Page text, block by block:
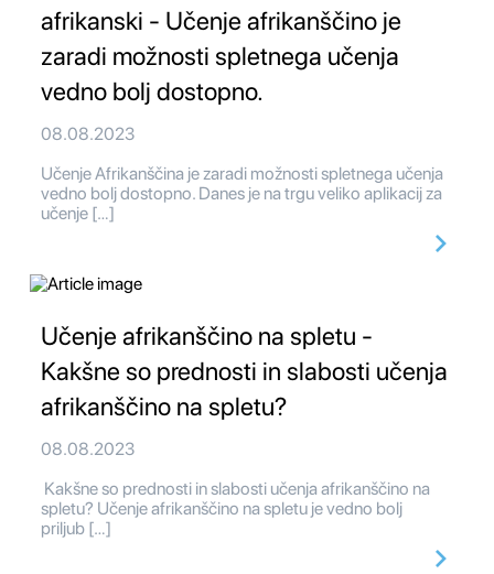
afrikanski - Učenje afrikanščino je
zaradi možnosti spletnega učenja
vedno bolj dostopno.
08.08.2023
Učenje Afrikanščina je zaradi možnosti spletnega učenja
vedno bolj dostopno. Danes je na trgu veliko aplikacij za
učenje […]
Učenje afrikanščino na spletu -
Kakšne so prednosti in slabosti učenja
afrikanščino na spletu?
08.08.2023
Kakšne so prednosti in slabosti učenja afrikanščino na
spletu? Učenje afrikanščino na spletu je vedno bolj
priljub […]